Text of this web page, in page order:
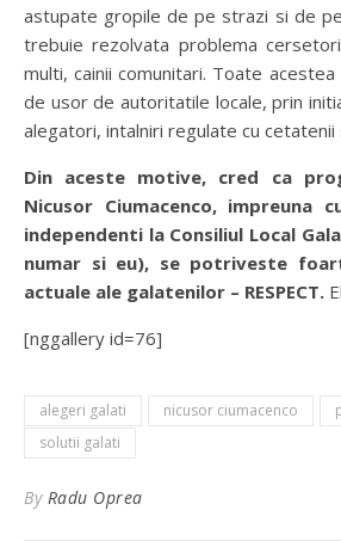
astupate gropile de pe strazi si de
trebuie rezolvata problema
multi, cainii comunitari. Toate
de usor de autoritatile locale, prin
alegatori, intalniri regulate cu cetatenii
Din aceste motive, cred ca
Nicusor Ciumacenco, impreuna
independenti la Consiliul Local
numar si eu), se potriveste
actuale ale galatenilor – RESPECT.
[nggallery id=76]
alegeri galati nicusor ciumacenco
solutii galati
By Radu Oprea